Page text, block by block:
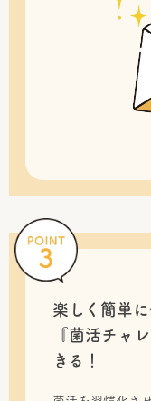
楽しく簡単
『菌活チャ
きる！